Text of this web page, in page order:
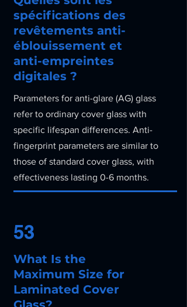
spécifications des
revêtements anti-
éblouissement et
anti-empreintes
digitales ?
Parameters for anti-glare (AG) glass
refer to ordinary cover glass with
specific lifespan differences. Anti-
fingerprint parameters are similar to
those of standard cover glass, with
effectiveness lasting 0-6 months.
53
What Is the
Maximum Size for
Laminated Cover